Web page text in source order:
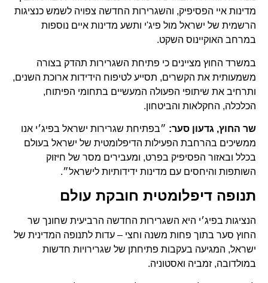
מדינות איי הפסיפיק, והשגרירות החדשה צפויה לשמש כנציגות
הרשמית של ישראל מול פיג'י ותשע מדינות איים נוספות
במרחב האוקיינוס השקט.
במשרד החוץ מציינים כי פתיחת השגרירות תהדק בצורה
משמעותית את הקשרים, תסייע לטיפוח הידידות ארוכת השנים,
ותרחיב את שיתופי הפעולה המעשיים בתחומי הפיתוח,
הכלכלה, החקלאות והביטחון.
שר החוץ, גדעון סער: ״בפתיחת שגרירות ישראל בפיג׳י אנו
ממשיכים בהרחבת הפעילות הדיפלומטית של ישראל בעולם
בכלל ובאזור הפסיפיק בפרט, ומעבירים מסר של חיזוק
השותפות והיחסים עם מדינות ידידותיות לישראל״.
תנופה דיפלומטית חובקת עולם
הנציגות בפיג׳י היא השגרירות החדשה הרביעית שחונך שר
החוץ סער בתוך פחות משנה וחצי – עדות לתנופה המדינית של
ישראל, המגיעה בעקבות פתיחתן של שגרירויות חדשות
במולדובה, זמביה ואסטוניה.